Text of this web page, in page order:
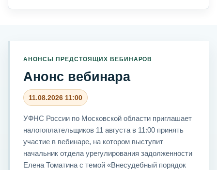
АНОНСЫ ПРЕДСТОЯЩИХ ВЕБИНАРОВ
Анонс вебинара
11.08.2026 11:00
УФНС России по Московской области приглашает
налогоплательщиков 11 августа в 11:00 принять
участие в вебинаре, на котором выступит
начальник отдела урегулирования задолженности
Елена Томатина с темой «Внесудебный порядок